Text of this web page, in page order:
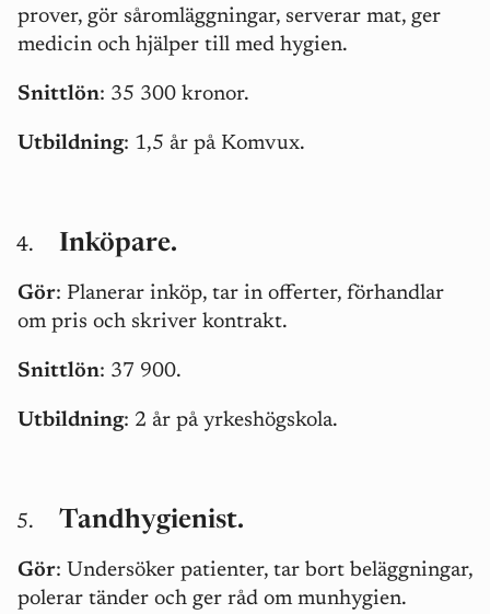
prover, gör såromläggningar, serverar mat, ger
medicin och hjälper till med hygien.
Snittlön: 35 300 kronor.
Utbildning: 1,5 år på Komvux.
Inköpare.
Gör: Planerar inköp, tar in offerter, förhandlar
om pris och skriver kontrakt.
Snittlön: 37 900.
Utbildning: 2 år på yrkeshögskola.
Tandhygienist.
Gör: Undersöker patienter, tar bort beläggningar,
polerar tänder och ger råd om munhygien.